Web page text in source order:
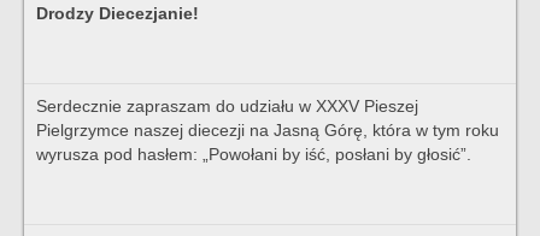
Drodzy Diecezjanie!
Serdecznie zapraszam do udziału w XXXV Pieszej
Pielgrzymce naszej diecezji na Jasną Górę, która w tym roku
wyrusza pod hasłem: „Powołani by iść, posłani by głosić”.